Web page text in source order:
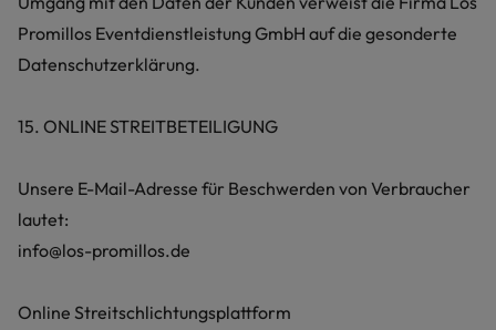
Promillos Eventdienstleistung GmbH auf die gesonderte
Datenschutzerklärung.
15. ONLINE STREITBETEILIGUNG
Unsere E-Mail-Adresse für Beschwerden von Verbraucher
lautet:
info@los-promillos.de
Online Streitschlichtungsplattform